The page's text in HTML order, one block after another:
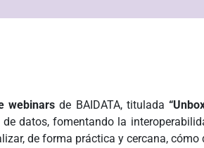
webinarsde BAIDATA, titulada
datos, fomentando la
de forma práctica y cercana,